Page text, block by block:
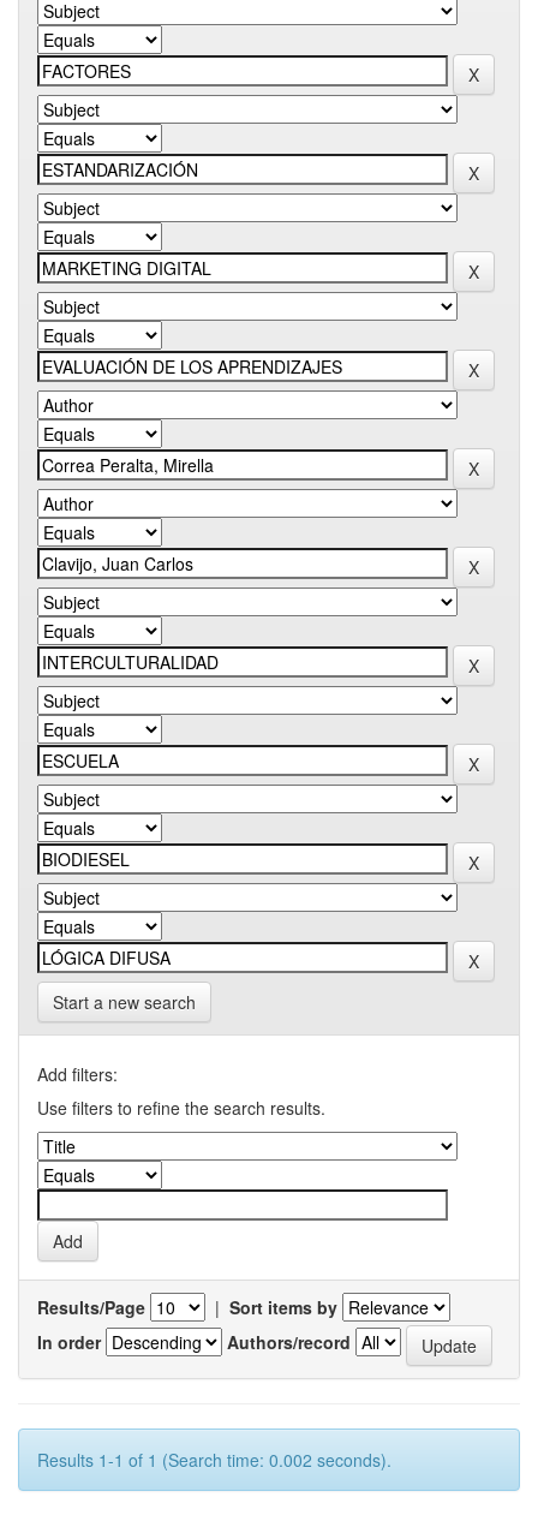
Start a new search
Add filters:
Use filters to refine the search results.
Results/Page | Sort items by
In order
Authors/record
Results 1-1 of 1 (Search time: 0.002 seconds).